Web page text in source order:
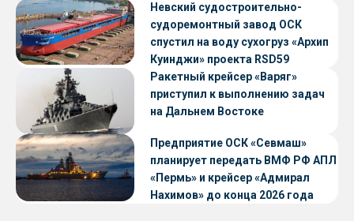
судов с малой осадкой
Невский судостроительно-
судоремонтный завод ОСК
спустил на воду сухогруз «Архип
Куинджи» проекта RSD59
Ракетный крейсер «Варяг»
приступил к выполнению задач
на Дальнем Востоке
Предприятие ОСК «Севмаш»
планирует передать ВМФ РФ АПЛ
«Пермь» и крейсер «Адмирал
Нахимов» до конца 2026 года